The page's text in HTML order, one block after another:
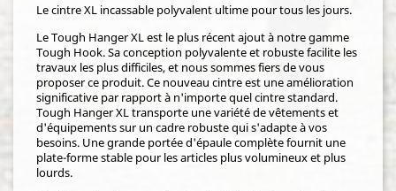
Le cintre XL incassable polyvalent ultime pour tous les jours.
Le Tough Hanger XL est le plus récent ajout à notre gamme
Tough Hook. Sa conception polyvalente et robuste facilite les
travaux les plus difficiles, et nous sommes fiers de vous
proposer ce produit. Ce nouveau cintre est une amélioration
significative par rapport à n'importe quel cintre standard.
Tough Hanger XL transporte une variété de vêtements et
d'équipements sur un cadre robuste qui s'adapte à vos
besoins. Une grande portée d'épaule complète fournit une
plate-forme stable pour les articles plus volumineux et plus
lourds.